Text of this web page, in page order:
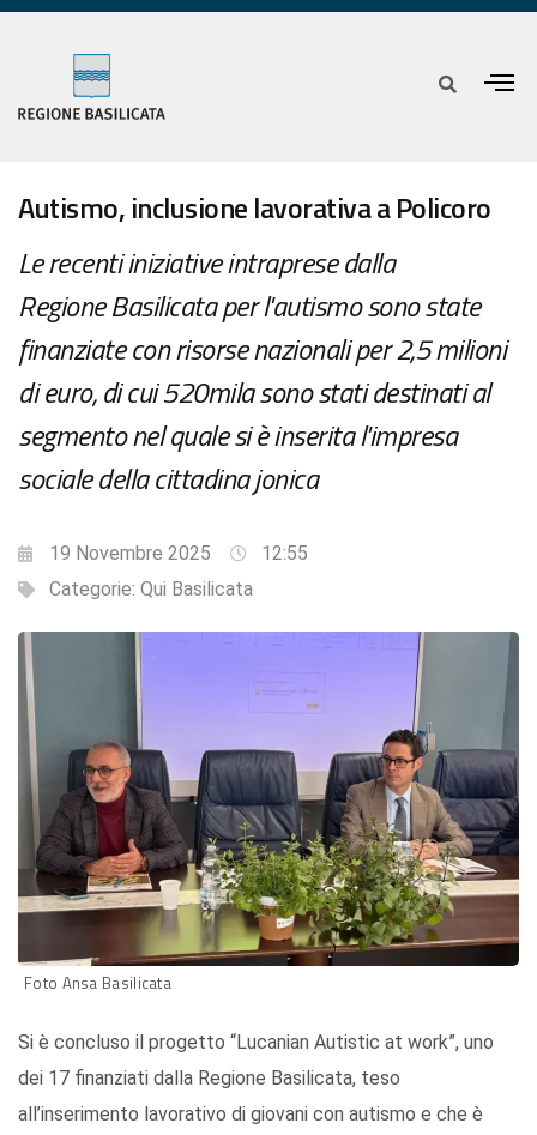
Autismo, inclusione lavorativa a Policoro
Le recenti iniziative intraprese dalla
Regione Basilicata per l'autismo sono state
finanziate con risorse nazionali per 2,5 milioni
di euro, di cui 520mila sono stati destinati al
segmento nel quale si è inserita l'impresa
sociale della cittadina jonica
19 Novembre 2025
12:55
Categorie: Qui Basilicata
Foto Ansa Basilicata
Si è concluso il progetto “Lucanian Autistic at work”, uno
dei 17 finanziati dalla Regione Basilicata, teso
all’inserimento lavorativo di giovani con autismo e che è